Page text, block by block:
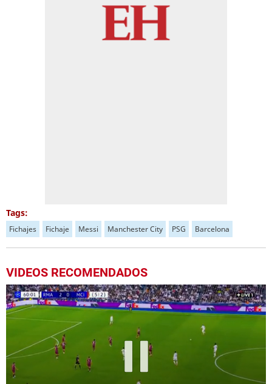
Tags:
Fichajes Fichaje Messi Manchester City PSG Barcelona
VIDEOS RECOMENDADOS